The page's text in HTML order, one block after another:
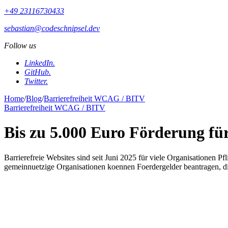
+49 23116730433
sebastian@codeschnipsel.dev
Follow us
LinkedIn.
GitHub.
Twitter.
Home/Blog/Barrierefreiheit WCAG / BITV
Barrierefreiheit WCAG / BITV
Bis zu 5.000 Euro Förderung
Barrierefreie Websites sind seit Juni 2025 für viele Organisationen
gemeinnuetzige Organisationen koennen Foerdergelder beantragen,